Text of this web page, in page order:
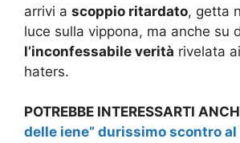
arrivi a scoppio ritardato, getta
luce sulla vippona, ma anche su
l’inconfessabile verità rivelata
haters.
POTREBBE INTERESSARTI
delle iene” durissimo scontro al